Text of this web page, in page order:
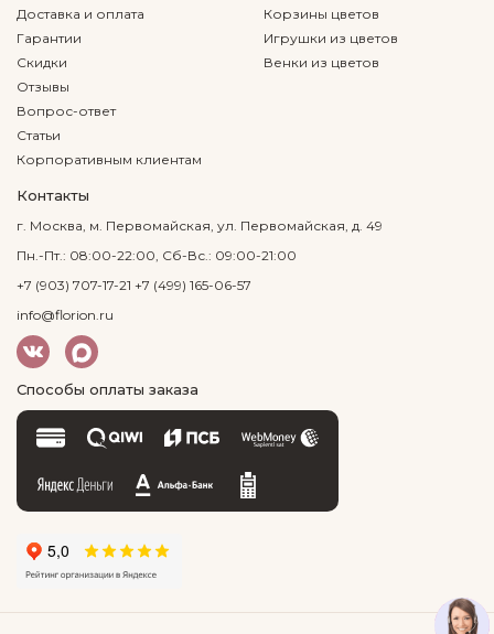
Доставка и оплата
Гарантии
Скидки
Отзывы
Вопрос-ответ
Статьи
Корпоративным клиентам
Корзины цветов
Игрушки из цветов
Венки из цветов
Контакты
г. Москва, м. Первомайская, ул. Первомайская, д. 49
Пн.-Пт.: 08:00-22:00, Сб-Вс.: 09:00-21:00
+7 (903) 707-17-21 +7 (499) 165-06-57
info@florion.ru
Способы оплаты заказа